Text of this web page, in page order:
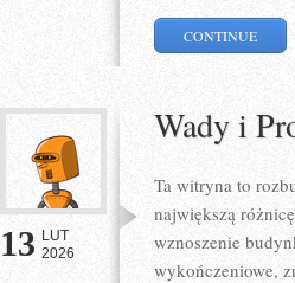
CONTINUE
13 LUT
2026
Wady i
Ta witryna to
największą
wznoszenie
wykończeniowe,